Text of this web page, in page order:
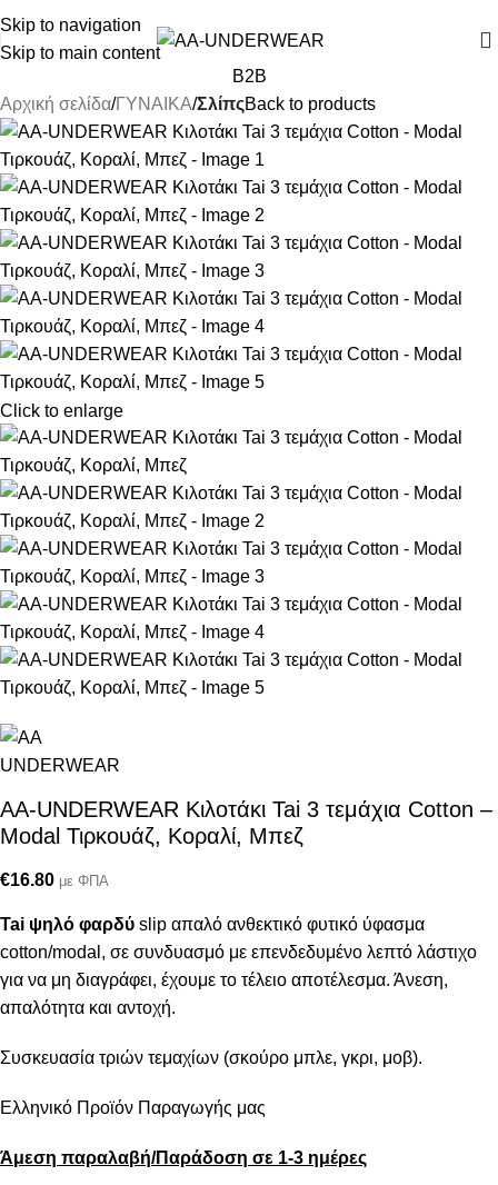
Skip to navigation
Skip to main content
B2B
Αρχική σελίδα ΓΥΝΑΙΚΑ ΣλίπςBack to products
Click to enlarge
AA-UNDERWEAR Κιλοτάκι Tai 3 τεμάχια Cotton –
Modal Τιρκουάζ, Κοραλί, Μπεζ
€16.80 με ΦΠΑ
Tai ψηλό φαρδύ slip απαλό ανθεκτικό φυτικό ύφασμα
cotton/modal, σε συνδυασμό με επενδεδυμένο λεπτό λάστιχο
για να μη διαγράφει, έχουμε το τέλειο αποτέλεσμα. Άνεση,
απαλότητα και αντοχή.
Συσκευασία τριών τεμαχίων (σκούρο μπλε, γκρι, μοβ).
Ελληνικό Προϊόν Παραγωγής μας
Άμεση παραλαβή/Παράδοση σε 1-3 ημέρες